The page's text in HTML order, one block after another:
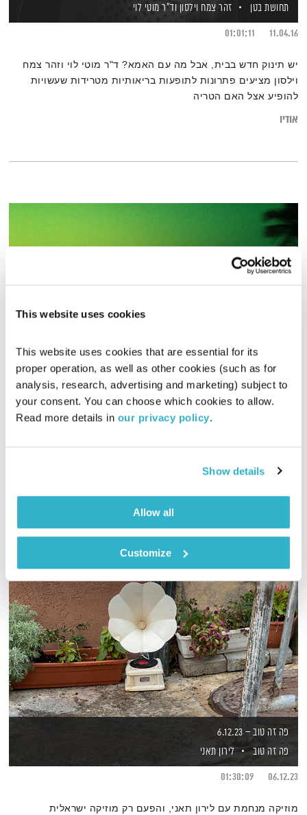
This website uses cookies
This website uses cookies that are essential for its
proper operation, as well as other cookies (such as for
analysis, research, advertising and marketing) subject to
your consent. You can choose which cookies to allow.
Read more details in our privacy policy.
Show details
Allow all
Customize
תחושת בטן
זהר צמח וילסון וד"ר מוטי לוי
11.04.16
01:01:11
יש תינוק חדש בבית, אבל מה עם האמא? ד"ר מוטי לוי וזהר צמח
וילסון מציעים פתרונות לתופעות בריאותיות מטרידות שעשויות
להופיע אצל האם הטריה
אודיו
בני בא
בני בשן
29.04.21
01:58:08
ובמדבר? י׳. ואלוהים? איתנו. ויופי. טפו עלינו
פה זה טוב – 6.12.23
פה זה טוב
לירון תאני
06.12.23
01:30:09
מוזיקה מנחמת עם לירון תאני, והפעם רק מוזיקה ישראלית